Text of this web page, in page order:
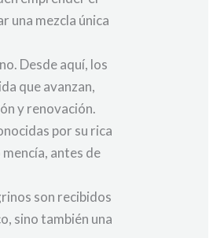
una mezcla única
Desde aquí, los
que avanzan,
y renovación.
por su rica
antes de
son recibidos
sino también una